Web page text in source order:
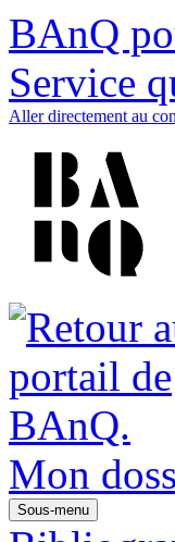
BAnQ
Service
Aller directement au
Mon
Sous-menu